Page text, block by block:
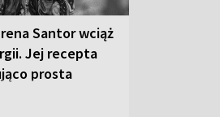
Santor wciąż
Jej recepta
prosta